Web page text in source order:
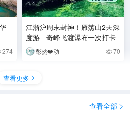
274
江浙沪周末封神！雁荡山2天深
度游，奇峰飞渡瀑布一次打卡
彭然❤️动 70
查看更多 
查看全部 